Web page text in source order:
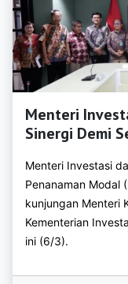
https://
https://
https://
https://
https://
https://
https://
https://
https://
Menteri
Sinergi Demi
Menteri Investasi
Penanaman Modal
kunjungan Menteri
Kementerian
ini (6/3).